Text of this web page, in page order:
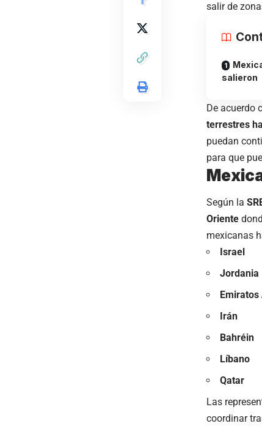
salir de
salieron
De acuerdo
terrestres
puedan
para que
Según la
Oriente
mexicanas
Israel
Jordania
Irán
Bahréin
Líbano
Qatar
Las
coordinar